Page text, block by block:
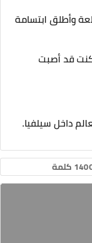
وأطلق ابتسامة
كنت قد أصبت
داخل سيلفيا.
كلمة